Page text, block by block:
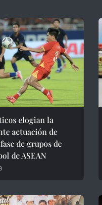
elogian la
actuación de
de grupos de
de ASEAN